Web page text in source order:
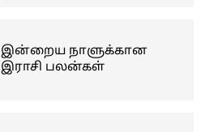
இன்றைய நாளுக்கான
இராசி பலன்கள்